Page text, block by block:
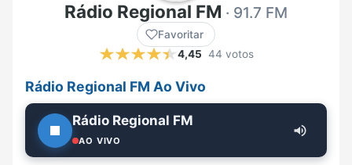
Rádio Regional FM · 91.7 FM
Favoritar
4,45 44 votos
Rádio Regional FM Ao Vivo
Rádio Regional FM
AO VIVO